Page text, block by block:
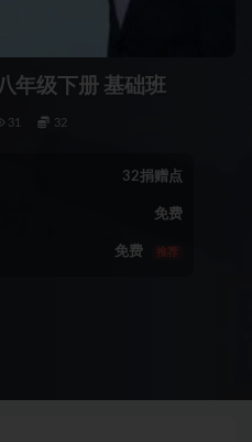
年级下册 基础班
31 32
32捐赠点
免费
免费 推荐